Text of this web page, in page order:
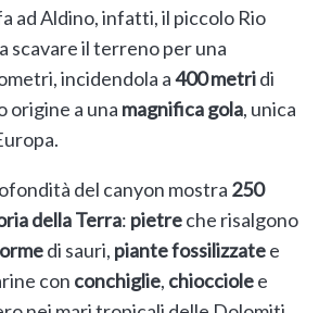
ad Aldino, infatti, il piccolo Rio
scavare il terreno per una
incidendola a400 metridi
origine a una magnifica gola, unica
del canyon mostra 250
della Terra: pietreche risalgono
ormedi sauri, piante fossilizzatee
con conchiglie, chiocciolee